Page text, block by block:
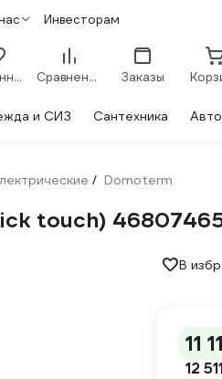
Инвесторам
Избранное Сравнение Заказы
и СИЗ Сантехника Авто
/ Domoterm
touch)
В
11
12